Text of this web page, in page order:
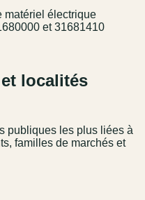
matériel électrique
et 31681410
localités
publiques les plus liées à
familles de marchés et